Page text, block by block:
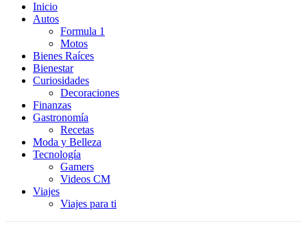
Inicio
Autos
Formula 1
Motos
Bienes Raíces
Bienestar
Curiosidades
Decoraciones
Finanzas
Gastronomía
Recetas
Moda y Belleza
Tecnología
Gamers
Videos CM
Viajes
Viajes para ti